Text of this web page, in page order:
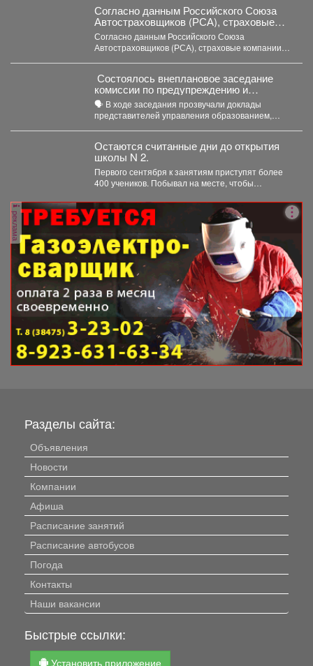
Согласно данным Российского Союза
Автостраховщиков (РСА), страховые
компании за первое полугодие 2026 года
выплатили более 35,3 млрд руб.
Согласно данным Российского Союза
Автостраховщиков (РСА), страховые компании
Состоялось внеплановое заседание
комиссии по предупреждению и
ликвидации чрезвычайных ситуаций и
пожарной безопасности
🗣️ В ходе заседания прозвучали доклады
представителей управления образованием,
Остаются считанные дни до открытия
школы N 2.
Первого сентября к занятиям приступят более
400 учеников. Побывал на месте, чтобы
реклама
Разделы сайта:
Объявления
Новости
Компании
Афиша
Расписание занятий
Расписание автобусов
Погода
Контакты
Наши вакансии
Быстрые ссылки:
Установить приложение